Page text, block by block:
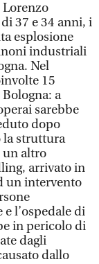
Lorenzo
37 e 34 anni, i
esplosione
industriali
Nel
15
a
sarebbe
dopo
la struttura
un altro
arrivato in
un intervento
e l’ospedale di
in pericolo di
dagli
dallo